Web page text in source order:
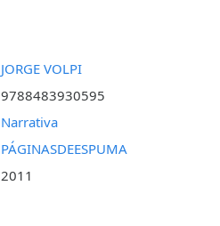
JORGE VOLPI
9788483930595
Narrativa
PÁGINASDEESPUMA
2011